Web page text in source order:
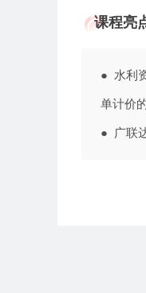
课程
● 水利
单计
● 广联